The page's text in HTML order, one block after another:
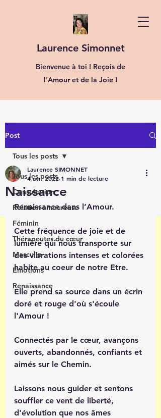
Laurence Simonnet
Bienvenue à toi ! Reçois de
l'Amour et de la Joie !
Post
Tous les posts
Consultation
Relation amoureuse
Féminin
Thérapeutes du cœur
Masculin
Émotions
Renaissance
Tous les posts
Naissance
Laurence SIMONNET
4 avr. 2022 1 min de lecture
Renaissance dans l’Amour.
Cette fréquence de joie et de
lumière qui nous transporte sur
des vibrations intenses et colorées
habite au coeur de notre Etre.
Elle prend sa source dans un écrin
doré et rouge d'où s'écoule
l'Amour !
Connectés par le cœur, avançons
ouverts, abandonnés, confiants et
aimés sur le Chemin.
Laissons nous guider et sentons
souffler ce vent de liberté,
d'évolution que nos âmes